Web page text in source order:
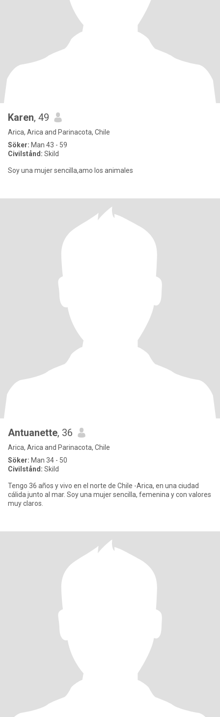
Karen, 49
Arica, Arica and Parinacota, Chile
Söker: Man 43 - 59
Civilstånd: Skild
Soy una mujer sencilla,amo los animales
Antuanette, 36
Arica, Arica and Parinacota, Chile
Söker: Man 34 - 50
Civilstånd: Skild
Tengo 36 años y vivo en el norte de Chile -Arica, en una ciudad
cálida junto al mar. Soy una mujer sencilla, femenina y con valores
muy claros.